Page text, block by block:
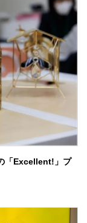
「Excellent!」プ